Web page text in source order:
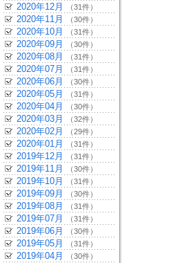
2020年12月 （31件）
2020年11月 （30件）
2020年10月 （31件）
2020年09月 （30件）
2020年08月 （31件）
2020年07月 （31件）
2020年06月 （30件）
2020年05月 （31件）
2020年04月 （30件）
2020年03月 （32件）
2020年02月 （29件）
2020年01月 （31件）
2019年12月 （31件）
2019年11月 （30件）
2019年10月 （31件）
2019年09月 （30件）
2019年08月 （31件）
2019年07月 （31件）
2019年06月 （30件）
2019年05月 （31件）
2019年04月 （30件）